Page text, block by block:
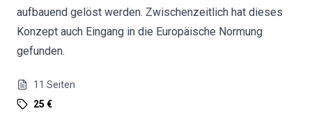
aufbauend gelöst werden. Zwischenzeitlich hat dieses
Konzept auch Eingang in die Europäische Normung
gefunden.
11 Seiten
25 €